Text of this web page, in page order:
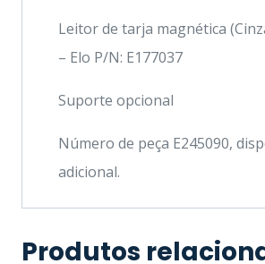
Leitor de tarja magnética
– Elo P/N: E177037
Suporte opcional
Número de peça E245090,
adicional.
Produtos